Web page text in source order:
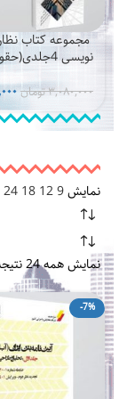
مجموعه کتاب
نویسی 4جلدی(حقوق مهندسی)
۳,۰۸۰,۰۰۰تومان
نمایش9
12
18
24
نمایش همه 24 نتیجه
-7%